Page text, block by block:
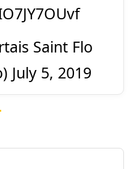
Saint Flo
July 5, 2019